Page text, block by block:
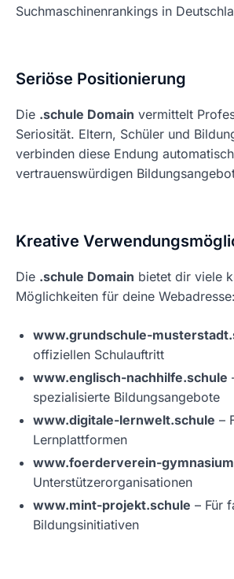
Suchmaschinenrankings in
Seriöse Positionierung
Die .schule Domain vermittelt
Seriosität. Eltern, Schüler und
verbinden diese Endung
vertrauenswürdigen
Kreative
Die .schule Domain bietet dir viele
Möglichkeiten für deine Webadresse:
www.grundschule-
offiziellen Schulauftritt
www.englisch-nachhilfe.schule
spezialisierte Bildungsangebote
www.digitale-lernwelt.schule –
Lernplattformen
www.foerderverein-
Unterstützerorganisationen
www.mint-projekt.schule – Für
Bildungsinitiativen